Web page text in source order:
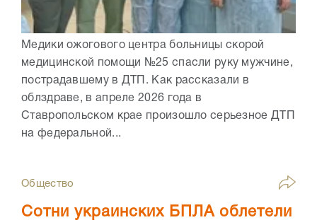
Медики ожогового центра больницы скорой
медицинской помощи №25 спасли руку мужчине,
пострадавшему в ДТП. Как рассказали в
облздраве, в апреле 2026 года в
Ставропольском крае произошло серьезное ДТП
на федеральной...
Общество
Сотни украинских БПЛА облетели